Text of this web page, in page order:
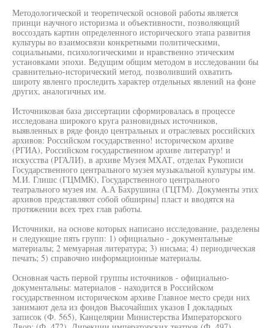
Методологической и теоретической основой работы является
принци научного историзма и объективности, позволяющий
воссоздать картин определенного исторического этапа развития
культуры во взаимосвязи конкретными политическими,
социальными, психологическими и нравственно этическим
установками эпохи. Ведущим общим методом в исследовании бы
сравнительно-исторический метод, позволивший охватить
широту явленго проследить характер отдельных явлений на фоне
других, аналогичных им.
Источниковая база диссертации сформировалась в процессе
исследована широкого круга разновидных источников,
выявленных в ряде фондо центральных и отраслевых российских
архивов: Российском государственно! историческом архиве
(РГИА), Российском государственном архиве литератур! и
искусства (РГАЛИ), в архиве Музея МХАТ, отделах Рукописи
Государственного центрального музея музыкальной культуры им.
М.И. Глишс (ГЦММК), Государственного центрального
театрального музея им. А.А Бахрушина (ГЦТМ). Документы этих
архивов представляют собой обширны] пласт и вводятся на
протяжении всех трех глав работы.
Источники, на основе которых написано исследование, разделены
н следующие пять групп: 1) официально - документальные
материалы; 2 мемуарная литература; 3) нисьма; 4) периодическая
печать; 5) справочно информационные материалы.
Основная часть первой группы источников - официально-
документальны: материалов - находится в Российском
государственном историческом архиве Главное место среди них
занимают дела из фондов Высочайших указов I докладных
записок (Ф. 565), Канцелярии Министерства Императорского